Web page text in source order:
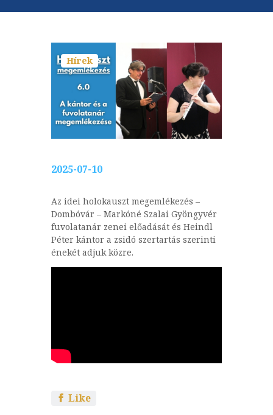
Hírek
2025-07-10
Az idei holokauszt megemlékezés –
Dombóvár – Markóné Szalai Gyöngyvér
fuvolatanár zenei előadását és Heindl
Péter kántor a zsidó szertartás szerinti
énekét adjuk közre.
Like